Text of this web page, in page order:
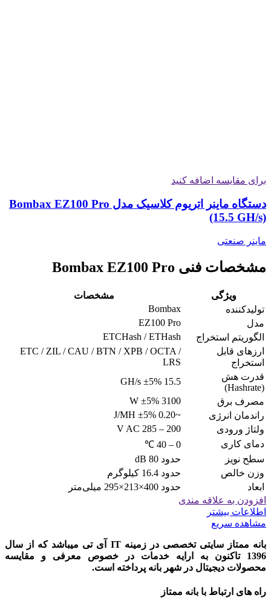
برای مقایسه اضافه کنید
دستگاه ماینر اتریوم کلاسیک مدل Bombax EZ100 Pro
(15.5 GH/s)
ماینر صنعتی
مشخصات فنی Bombax EZ100 Pro
ویژگی
مشخصات
تولیدکننده
Bombax
مدل
EZ100 Pro
الگوریتم استخراج
ETCHash / ETHash
ارزهای قابل
استخراج
ETC / ZIL / CAU / BTN / XPB / OCTA /
LRS
قدرت هش
(Hashrate)
15.5 GH/s ±5%
مصرف برق
3100 W ±5%
راندمان انرژی
~0.20 J/MH ±5%
ولتاژ ورودی
200 – 285 V AC
دمای کاری
0 – 40 ℃
سطح نویز
حدود 80 dB
وزن خالص
حدود 16.4 کیلوگرم
ابعاد
حدود 400×213×295 میلی‌متر
افزودن به علاقه مندی
اطلاعات بیشتر
مشاهده سریع
بانه ممتاز سایتی تخصصی در زمینه IT آی تی میباشد که از سال
1396 تاکنون به ارایه خدمات در خصوص معرفی و مقایسه
محصولات دیجیتال در شهر بانه پرداخته است.
راه های ارتباط با بانه ممتاز